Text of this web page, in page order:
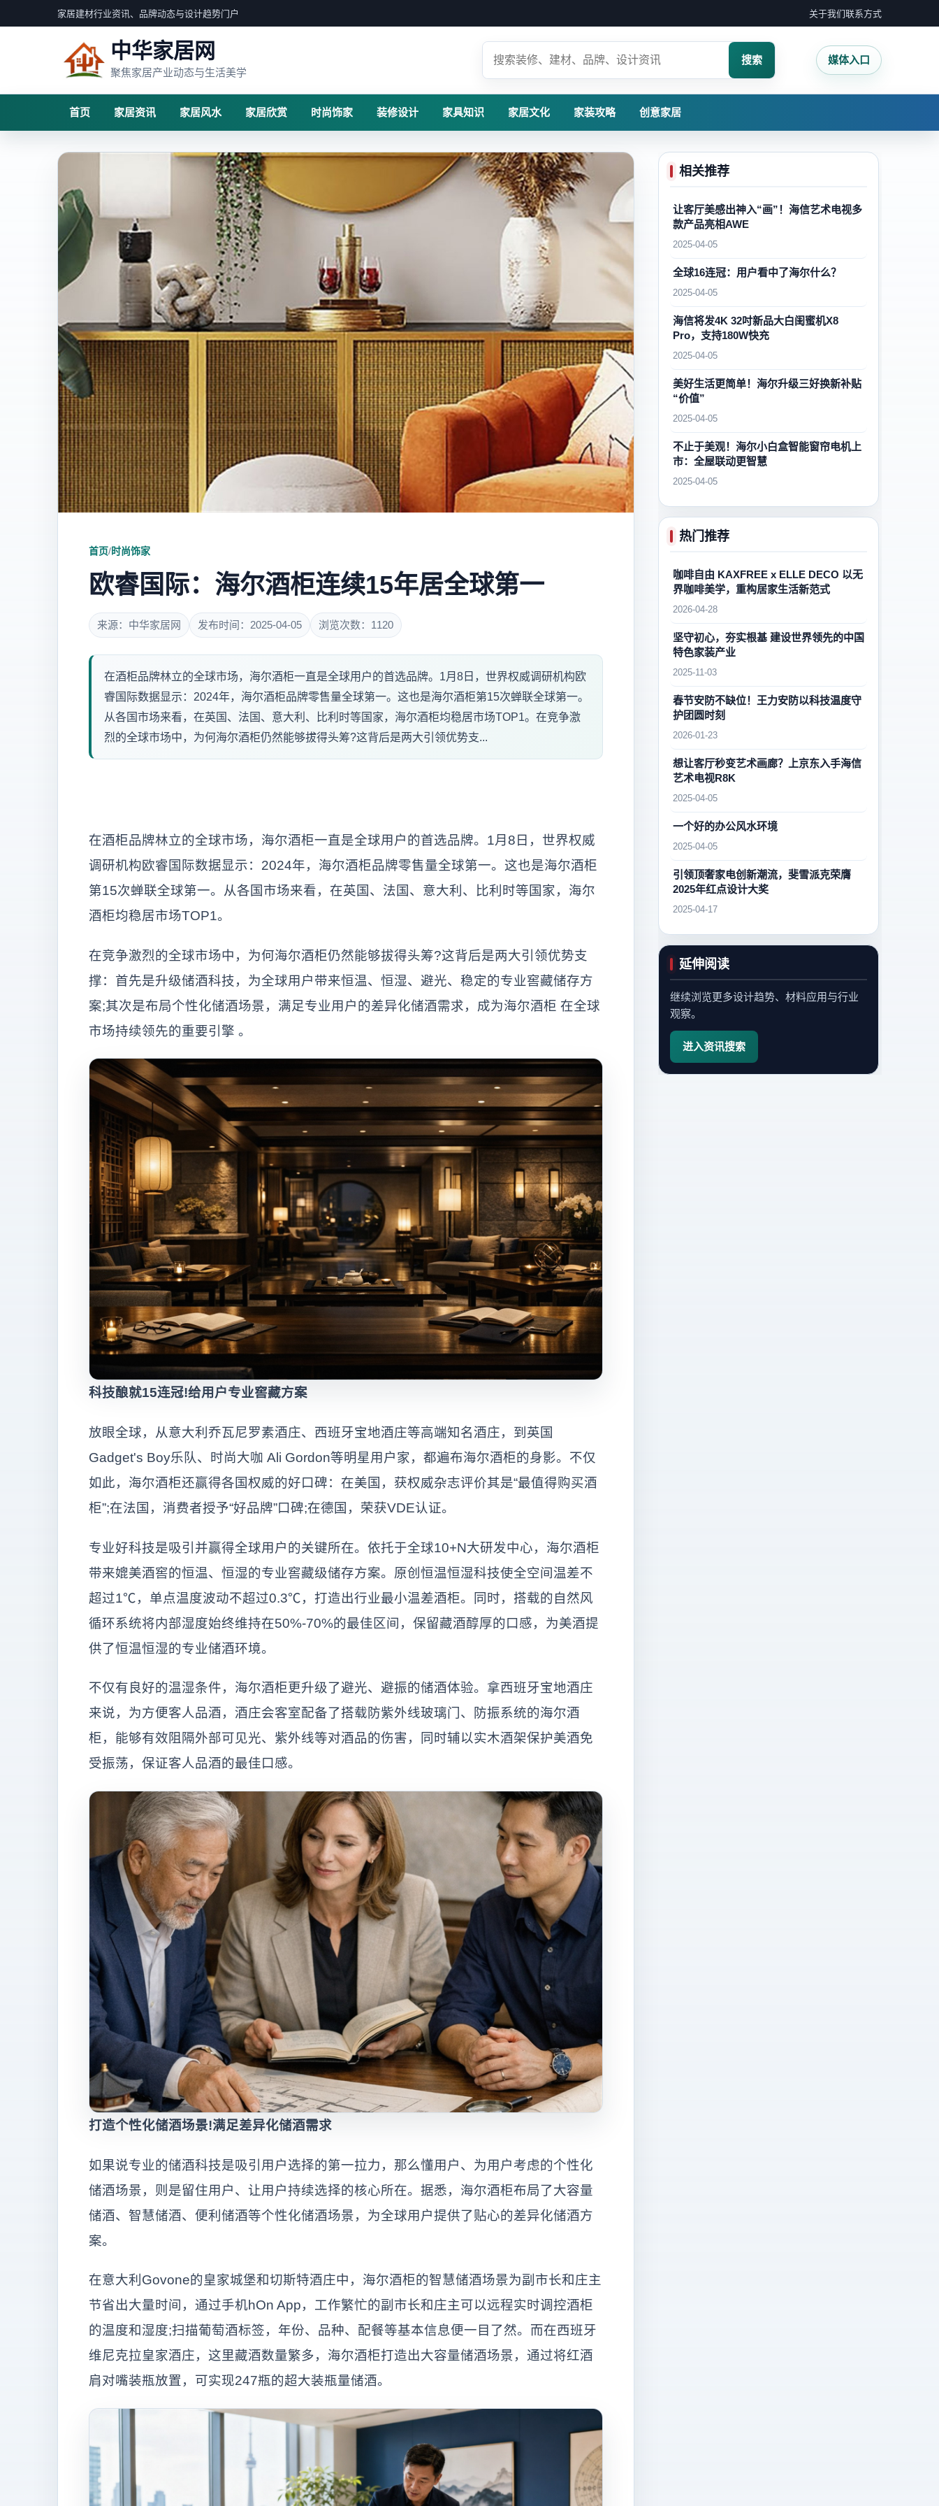
家居建材行业资讯、品牌动态与设计趋势门户 关于我们联系方式
中华家居网
聚焦家居产业动态与生活美学
搜索 媒体入口
首页 家居资讯 家居风水 家居欣赏 时尚饰家 装修设计 家具知识 家居文化 家装攻略 创意家居
首页/时尚饰家
欧睿国际：海尔酒柜连续15年居全球第一
来源：中华家居网 发布时间：2025-04-05 浏览次数：1120
在酒柜品牌林立的全球市场，海尔酒柜一直是全球用户的首选品牌。1月8日，世界权威调研机构欧
睿国际数据显示：2024年，海尔酒柜品牌零售量全球第一。这也是海尔酒柜第15次蝉联全球第一。
从各国市场来看，在英国、法国、意大利、比利时等国家，海尔酒柜均稳居市场TOP1。在竞争激
烈的全球市场中，为何海尔酒柜仍然能够拔得头筹?这背后是两大引领优势支...
在酒柜品牌林立的全球市场，海尔酒柜一直是全球用户的首选品牌。1月8日，世界权威
调研机构欧睿国际数据显示：2024年，海尔酒柜品牌零售量全球第一。这也是海尔酒柜
第15次蝉联全球第一。从各国市场来看，在英国、法国、意大利、比利时等国家，海尔
酒柜均稳居市场TOP1。
在竞争激烈的全球市场中，为何海尔酒柜仍然能够拔得头筹?这背后是两大引领优势支
撑：首先是升级储酒科技，为全球用户带来恒温、恒湿、避光、稳定的专业窖藏储存方
案;其次是布局个性化储酒场景，满足专业用户的差异化储酒需求，成为海尔酒柜 在全球
市场持续领先的重要引擎 。
科技酿就15连冠!给用户专业窖藏方案
放眼全球，从意大利乔瓦尼罗素酒庄、西班牙宝地酒庄等高端知名酒庄，到英国
Gadget's Boy乐队、时尚大咖 Ali Gordon等明星用户家，都遍布海尔酒柜的身影。不仅
如此，海尔酒柜还赢得各国权威的好口碑：在美国，获权威杂志评价其是“最值得购买酒
柜”;在法国，消费者授予“好品牌”口碑;在德国，荣获VDE认证。
专业好科技是吸引并赢得全球用户的关键所在。依托于全球10+N大研发中心，海尔酒柜
带来媲美酒窖的恒温、恒湿的专业窖藏级储存方案。原创恒温恒湿科技使全空间温差不
超过1℃，单点温度波动不超过0.3℃，打造出行业最小温差酒柜。同时，搭载的自然风
循环系统将内部湿度始终维持在50%-70%的最佳区间，保留藏酒醇厚的口感，为美酒提
供了恒温恒湿的专业储酒环境。
不仅有良好的温湿条件，海尔酒柜更升级了避光、避振的储酒体验。拿西班牙宝地酒庄
来说，为方便客人品酒，酒庄会客室配备了搭载防紫外线玻璃门、防振系统的海尔酒
柜，能够有效阻隔外部可见光、紫外线等对酒品的伤害，同时辅以实木酒架保护美酒免
受振荡，保证客人品酒的最佳口感。
打造个性化储酒场景!满足差异化储酒需求
如果说专业的储酒科技是吸引用户选择的第一拉力，那么懂用户、为用户考虑的个性化
储酒场景，则是留住用户、让用户持续选择的核心所在。据悉，海尔酒柜布局了大容量
储酒、智慧储酒、便利储酒等个性化储酒场景，为全球用户提供了贴心的差异化储酒方
案。
在意大利Govone的皇家城堡和切斯特酒庄中，海尔酒柜的智慧储酒场景为副市长和庄主
节省出大量时间，通过手机hOn App，工作繁忙的副市长和庄主可以远程实时调控酒柜
的温度和湿度;扫描葡萄酒标签，年份、品种、配餐等基本信息便一目了然。而在西班牙
维尼克拉皇家酒庄，这里藏酒数量繁多，海尔酒柜打造出大容量储酒场景，通过将红酒
肩对嘴装瓶放置，可实现247瓶的超大装瓶量储酒。
相关推荐
让客厅美感出神入“画”！海信艺术电视多
款产品亮相AWE
2025-04-05
全球16连冠：用户看中了海尔什么？
2025-04-05
海信将发4K 32吋新品大白闺蜜机X8
Pro，支持180W快充
2025-04-05
美好生活更简单！海尔升级三好换新补贴
“价值”
2025-04-05
不止于美观！海尔小白盒智能窗帘电机上
市：全屋联动更智慧
2025-04-05
热门推荐
咖啡自由 KAXFREE x ELLE DECO 以无
界咖啡美学，重构居家生活新范式
2026-04-28
坚守初心，夯实根基 建设世界领先的中国
特色家装产业
2025-11-03
春节安防不缺位！王力安防以科技温度守
护团圆时刻
2026-01-23
想让客厅秒变艺术画廊？上京东入手海信
艺术电视R8K
2025-04-05
一个好的办公风水环境
2025-04-05
引领顶奢家电创新潮流，斐雪派克荣膺
2025年红点设计大奖
2025-04-17
延伸阅读
继续浏览更多设计趋势、材料应用与行业
观察。
进入资讯搜索